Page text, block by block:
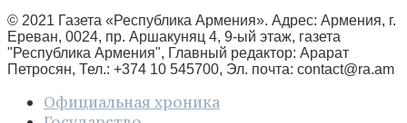
© 2021 Газета «Республика Армения». Адрес: Армения, г.
Ереван, 0024, пр. Аршакуняц 4, 9-ый этаж, газета
"Республика Армения", Главный редактор: Арарат
Петросян, Тел.: +374 10 545700, Эл. почта: contact@ra.am
Официальная хроника